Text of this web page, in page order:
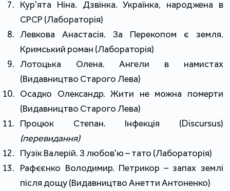
Кур'ята Ніна. Дзвінка. Українка, народжена в
СРСР (Лабораторія)
Левкова Анастасія. За Перекопом є земля.
Кримський роман (Лабораторія)
Лотоцька Олена. Ангели в намистах
(Видавництво Старого Лева)
Осадко Олександр. Жити не можна померти
(Видавництво Старого Лева)
Процюк Степан. Інфекція (Discursus)
(перевидання)
Пузік Валерій. З любов'ю – тато (Лабораторія)
Рафєєнко Володимир. Петрикор – запах землі
після дощу (Видавництво Анетти Антоненко)